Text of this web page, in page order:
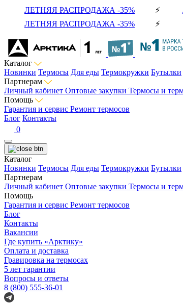
ЛЕТНЯЯ РАСПРОДАЖА -35% ⚡
ЛЕТНЯЯ РАСПРОДАЖА -35% ⚡
Каталог
Новинки Термосы Для еды Термокружки Бутылки
Партнерам
Личный кабинет Оптовые закупки Термосы и
Помощь
Гарантия и сервис Ремонт термосов
Блог Контакты
0
Каталог
Новинки Термосы Для еды Термокружки Бутылки
Партнерам
Личный кабинет Оптовые закупки Термосы и
Помощь
Гарантия и сервис Ремонт термосов
Блог
Контакты
Вакансии
Где купить «Арктику»
Оплата и доставка
Гравировка на термосах
5 лет гарантии
Вопросы и ответы
8 (800) 555-36-01